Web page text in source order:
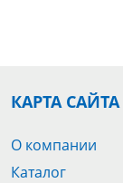
КАРТА САЙТА
О компании
Каталог